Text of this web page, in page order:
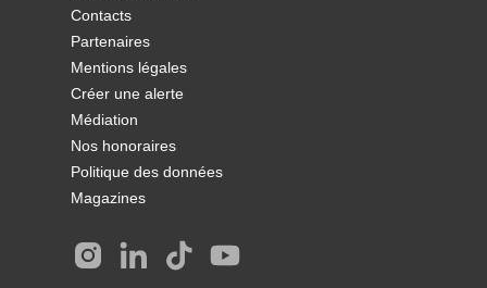
Contacts
Partenaires
Mentions légales
Créer une alerte
Médiation
Nos honoraires
Politique des données
Magazines